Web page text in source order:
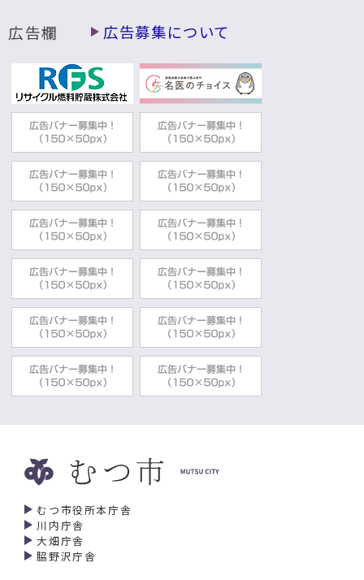
広告欄 広告募集について
むつ市役所本庁舎
川内庁舎
大畑庁舎
脇野沢庁舎